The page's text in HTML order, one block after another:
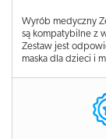
Wyrób medyczny
są kompatybilne z
Zestaw jest
maska dla dzieci i